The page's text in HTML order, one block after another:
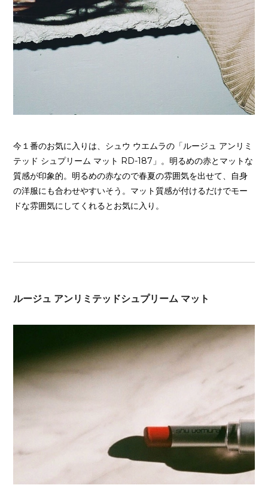
今１番のお気に入りは、シュウ ウエムラの「ルージュ アンリミ
テッド シュプリーム マット RD-187」。明るめの赤とマットな
質感が印象的。明るめの赤なので春夏の雰囲気を出せて、自身
の洋服にも合わせやすいそう。マット質感が付けるだけでモー
ドな雰囲気にしてくれるとお気に入り。
ルージュ アンリミテッドシュプリーム マット